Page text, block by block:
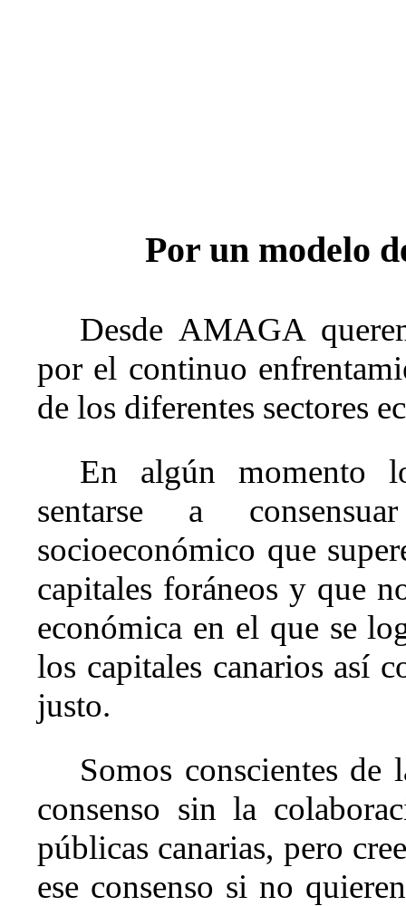
Por un modelo
Desde AMAGA
por el continuo
de los diferentes sectores
En algún momento
sentarse a
socioeconómico que
capitales foráneos y que
económica en el que se
los capitales canarios así
justo.
Somos conscientes de
consenso sin la
públicas canarias, pero
ese consenso si no